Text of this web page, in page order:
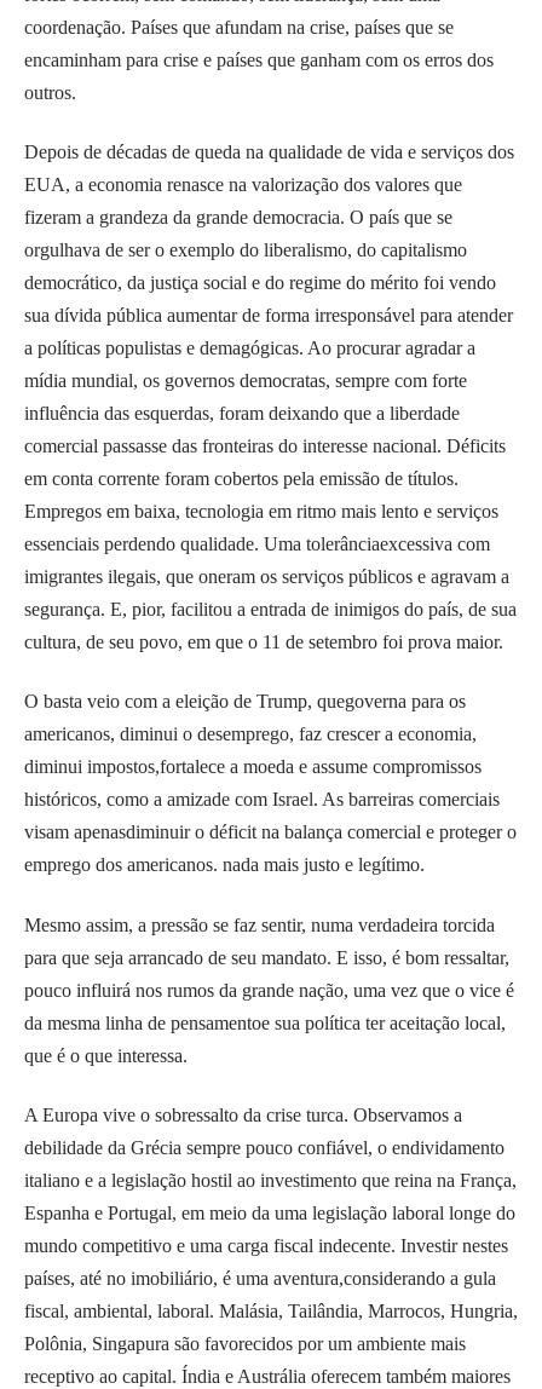
coordenação. Países que afundam na crise, países que se
encaminham para crise e países que ganham com os erros dos
outros.
Depois de décadas de queda na qualidade de vida e serviços dos
EUA, a economia renasce na valorização dos valores que
fizeram a grandeza da grande democracia. O país que se
orgulhava de ser o exemplo do liberalismo, do capitalismo
democrático, da justiça social e do regime do mérito foi vendo
sua dívida pública aumentar de forma irresponsável para atender
a políticas populistas e demagógicas. Ao procurar agradar a
mídia mundial, os governos democratas, sempre com forte
influência das esquerdas, foram deixando que a liberdade
comercial passasse das fronteiras do interesse nacional. Déficits
em conta corrente foram cobertos pela emissão de títulos.
Empregos em baixa, tecnologia em ritmo mais lento e serviços
essenciais perdendo qualidade. Uma tolerânciaexcessiva com
imigrantes ilegais, que oneram os serviços públicos e agravam a
segurança. E, pior, facilitou a entrada de inimigos do país, de sua
cultura, de seu povo, em que o 11 de setembro foi prova maior.
O basta veio com a eleição de Trump, quegoverna para os
americanos, diminui o desemprego, faz crescer a economia,
diminui impostos,fortalece a moeda e assume compromissos
históricos, como a amizade com Israel. As barreiras comerciais
visam apenasdiminuir o déficit na balança comercial e proteger o
emprego dos americanos. nada mais justo e legítimo.
Mesmo assim, a pressão se faz sentir, numa verdadeira torcida
para que seja arrancado de seu mandato. E isso, é bom ressaltar,
pouco influirá nos rumos da grande nação, uma vez que o vice é
da mesma linha de pensamentoe sua política ter aceitação local,
que é o que interessa.
A Europa vive o sobressalto da crise turca. Observamos a
debilidade da Grécia sempre pouco confiável, o endividamento
italiano e a legislação hostil ao investimento que reina na França,
Espanha e Portugal, em meio da uma legislação laboral longe do
mundo competitivo e uma carga fiscal indecente. Investir nestes
países, até no imobiliário, é uma aventura,considerando a gula
fiscal, ambiental, laboral. Malásia, Tailândia, Marrocos, Hungria,
Polônia, Singapura são favorecidos por um ambiente mais
receptivo ao capital. Índia e Austrália oferecem também maiores